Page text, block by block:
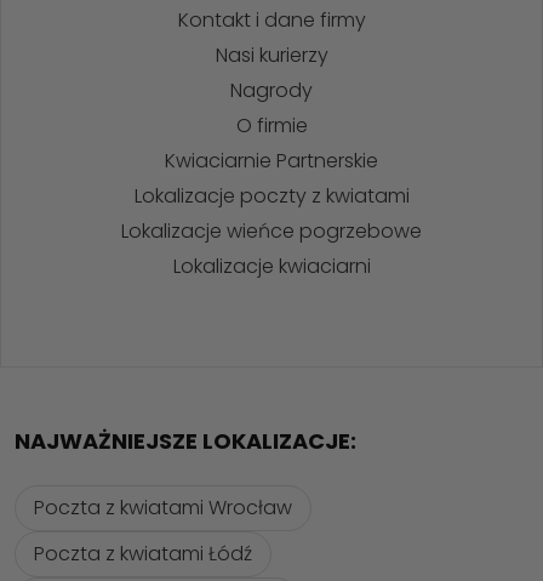
Kontakt i dane firmy
Nasi kurierzy
Nagrody
O firmie
Kwiaciarnie Partnerskie
Lokalizacje poczty z kwiatami
Lokalizacje wieńce pogrzebowe
Lokalizacje kwiaciarni
NAJWAŻNIEJSZE LOKALIZACJE:
Poczta z kwiatami Wrocław
Poczta z kwiatami Łódź